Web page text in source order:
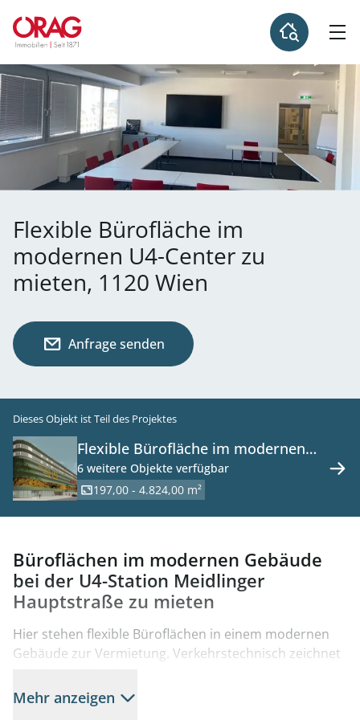
Flexible Bürofläche im
modernen U4-Center zu
mieten, 1120 Wien
Anfrage senden
Dieses Objekt ist Teil des Projektes
Flexible Bürofläche im modernen
U4-Center zu mieten, 1120 Wien
6 weitere Objekte verfügbar
197,00 - 4.824,00 m²
Büroflächen im modernen Gebäude
bei der U4-Station Meidlinger
Hauptstraße zu mieten
Hier stehen flexible Büroflächen in einem modernen
Gebäude zur Vermietung. Verkehrstechnisch zeichnet
Erreichbarkeit sowohl individuell über die West- und
Südanbindung, als auch öffentlich durch seine
Mehr anzeigen